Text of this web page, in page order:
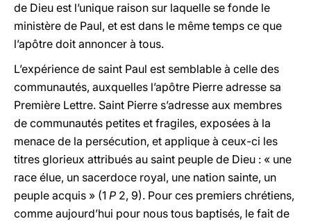
de Dieu est l’unique raison sur laquelle se fonde le
ministère de Paul, et est dans le même temps ce que
l’apôtre doit annoncer à tous.
L’expérience de saint Paul est semblable à celle des
communautés, auxquelles l’apôtre Pierre adresse sa
Première Lettre. Saint Pierre s’adresse aux membres
de communautés petites et fragiles, exposées à la
menace de la persécution, et applique à ceux-ci les
titres glorieux attribués au saint peuple de Dieu : « une
race élue, un sacerdoce royal, une nation sainte, un
peuple acquis » (1 P 2, 9). Pour ces premiers chrétiens,
comme aujourd’hui pour nous tous baptisés, le fait de